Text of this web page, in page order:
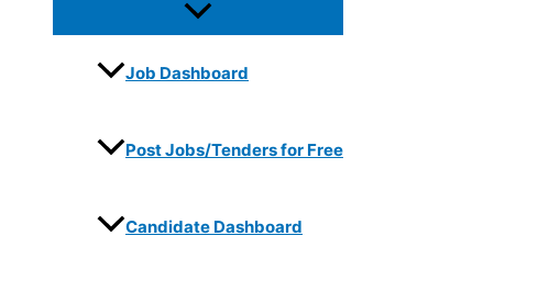
Job Dashboard
Post Jobs/Tenders for Free
Candidate Dashboard